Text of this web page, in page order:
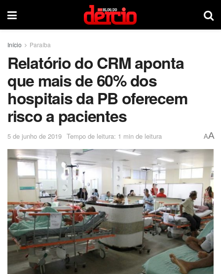
Início Paraíba
Relatório do CRM aponta
que mais de 60% dos
hospitais da PB oferecem
risco a pacientes
5 de junho de 2019 Tempo de leitura: 1 min de leitura AA